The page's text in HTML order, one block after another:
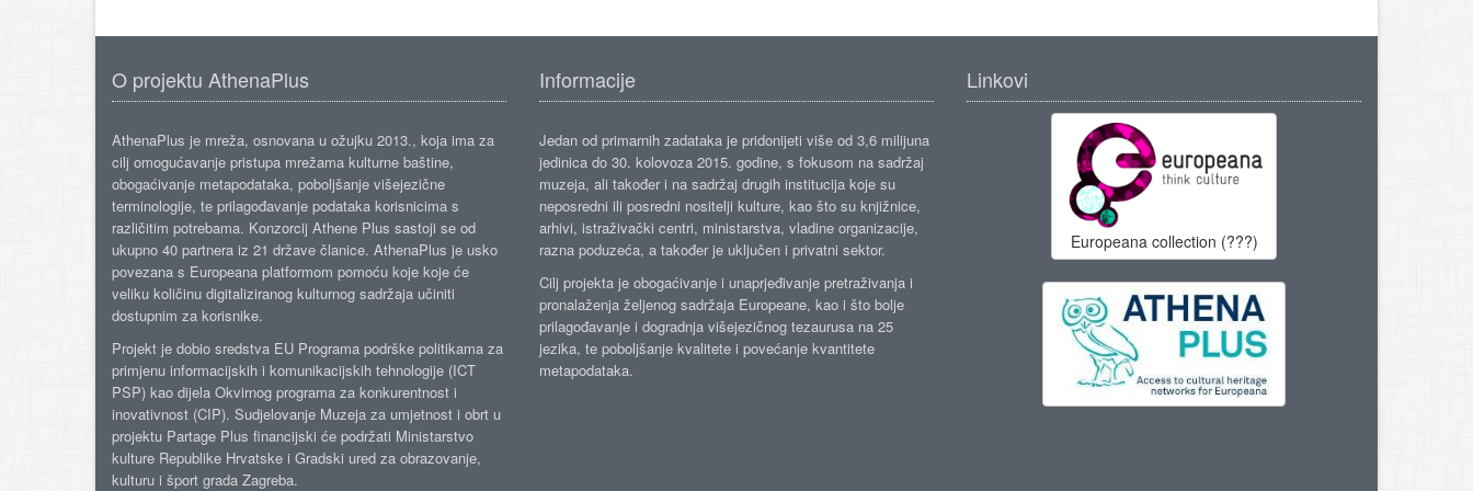
O projektu AthenaPlus
AthenaPlus je mreža, osnovana u ožujku 2013., koja ima za
cilj omogućavanje pristupa mrežama kulturne baštine,
obogaćivanje metapodataka, poboljšanje višejezične
terminologije, te prilagođavanje podataka korisnicima s
različitim potrebama. Konzorcij Athene Plus sastoji se od
ukupno 40 partnera iz 21 države članice. AthenaPlus je usko
povezana s Europeana platformom pomoću koje koje će
veliku količinu digitaliziranog kulturnog sadržaja učiniti
dostupnim za korisnike.
Projekt je dobio sredstva EU Programa podrške politikama za
primjenu informacijskih i komunikacijskih tehnologije (ICT
PSP) kao dijela Okvirnog programa za konkurentnost i
inovativnost (CIP). Sudjelovanje Muzeja za umjetnost i obrt u
projektu Partage Plus financijski će podržati Ministarstvo
kulture Republike Hrvatske i Gradski ured za obrazovanje,
kulturu i šport grada Zagreba.
Informacije
Jedan od primarnih zadataka je pridonijeti više od 3,6 milijuna
jedinica do 30. kolovoza 2015. godine, s fokusom na sadržaj
muzeja, ali također i na sadržaj drugih institucija koje su
neposredni ili posredni nositelji kulture, kao što su knjižnice,
arhivi, istraživački centri, ministarstva, vladine organizacije,
razna poduzeća, a također je uključen i privatni sektor.
Cilj projekta je obogaćivanje i unaprjeđivanje pretraživanja i
pronalaženja željenog sadržaja Europeane, kao i što bolje
prilagođavanje i dogradnja višejezičnog tezaurusa na 25
jezika, te poboljšanje kvalitete i povećanje kvantitete
metapodataka.
Linkovi
Europeana collection (???)